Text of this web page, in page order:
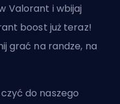
Valorant i wbijaj
boost już teraz!
grać na randze, na
do naszego